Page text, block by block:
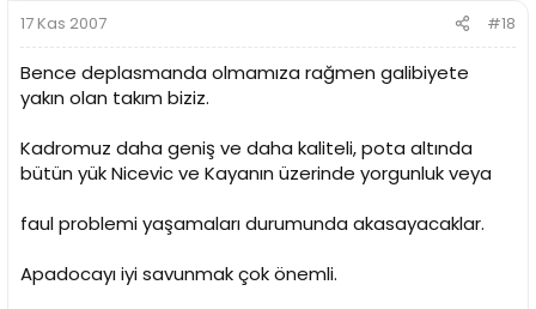
17 Kas 2007 #18
Bence deplasmanda olmamıza rağmen galibiyete
yakın olan takım biziz.
Kadromuz daha geniş ve daha kaliteli, pota altında
bütün yük Nicevic ve Kayanın üzerinde yorgunluk veya
faul problemi yaşamaları durumunda akasayacaklar.
Apadocayı iyi savunmak çok önemli.